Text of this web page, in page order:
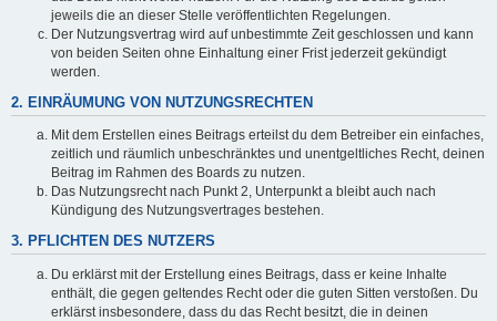
jeweils die an dieser Stelle veröffentlichten Regelungen.
Der Nutzungsvertrag wird auf unbestimmte Zeit geschlossen und kann
von beiden Seiten ohne Einhaltung einer Frist jederzeit gekündigt
werden.
2. EINRÄUMUNG VON NUTZUNGSRECHTEN
Mit dem Erstellen eines Beitrags erteilst du dem Betreiber ein einfaches,
zeitlich und räumlich unbeschränktes und unentgeltliches Recht, deinen
Beitrag im Rahmen des Boards zu nutzen.
Das Nutzungsrecht nach Punkt 2, Unterpunkt a bleibt auch nach
Kündigung des Nutzungsvertrages bestehen.
3. PFLICHTEN DES NUTZERS
Du erklärst mit der Erstellung eines Beitrags, dass er keine Inhalte
enthält, die gegen geltendes Recht oder die guten Sitten verstoßen. Du
erklärst insbesondere, dass du das Recht besitzt, die in deinen